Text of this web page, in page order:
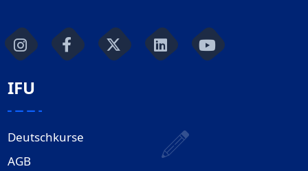
IFU
Deutschkurse
AGB